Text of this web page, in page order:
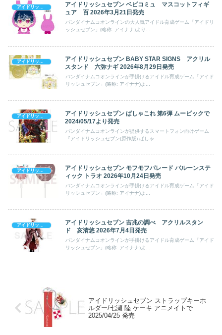
アイドリッシュセブン
アイドリッシュセブン ベビコミュ マスコットフィギ
ュア 百 2026年3月21日発売
バンダイナムコオンラインの大人気アイドル育成ゲーム「アイドリ
ッシュセブン」(略称: アイナナ)より...
アイドリッシュセブン
アイドリッシュセブン BABY STAR SIGNS アクリル
スタンド 六弥ナギ 2026年8月29日発売
バンダイナムコオンラインが手掛けるアイドル育成ゲーム「アイド
リッシュセブン」(略称: アイナナ)よ...
アイドリッシュセブン
アイドリッシュセブン ぱしゃこれ 第6弾 ムービックで
2024/05/17より発売
バンダイナムコオンラインが提供するスマートフォン向けゲーム
『アイドリッシュセブン(原作版) ぱしゃ...
アイドリッシュセブン
アイドリッシュセブン モフモフパレード バルーンステ
ィック トラオ 2026年10月24日発売
バンダイナムコオンラインが手掛けるアイドル育成ゲーム「アイド
リッシュセブン」(略称: アイナナ)よ...
アイドリッシュセブン 吉兆の調べ アクリルスタン
ド 亥清悠 2026年7月4日発売
バンダイナムコオンラインが手掛けるアイドル育成ゲーム「アイド
リッシュセブン」(略称: アイナナ)よ...
アイドリッシュセブン ストラップキーホ
ルダー/七瀬 陸 ケーキ アニメイトで
2025/04/25 発売